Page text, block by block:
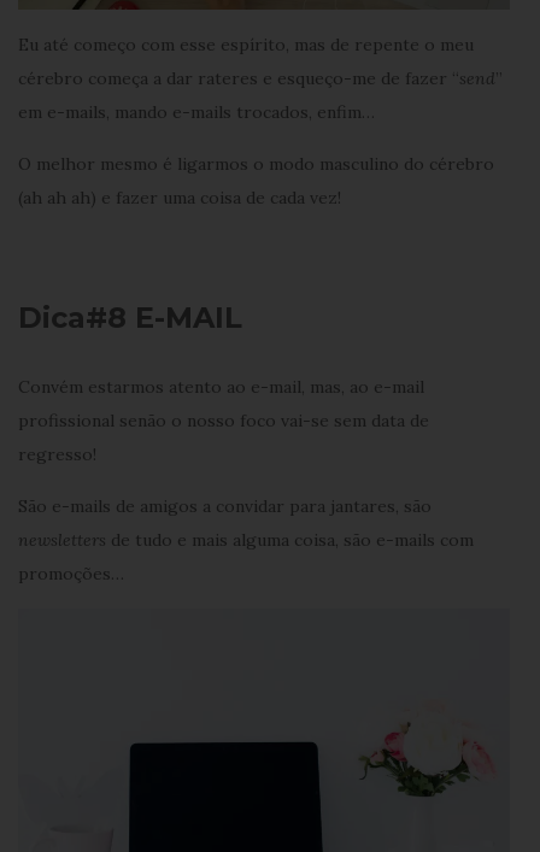
Eu até começo com esse espírito, mas de repente o meu
cérebro começa a dar rateres e esqueço-me de fazer “send”
em e-mails, mando e-mails trocados, enfim…
O melhor mesmo é ligarmos o modo masculino do cérebro
(ah ah ah) e fazer uma coisa de cada vez!
Dica#8 E-MAIL
Convém estarmos atento ao e-mail, mas, ao e-mail
profissional senão o nosso foco vai-se sem data de
regresso!
São e-mails de amigos a convidar para jantares, são
newsletters de tudo e mais alguma coisa, são e-mails com
promoções…